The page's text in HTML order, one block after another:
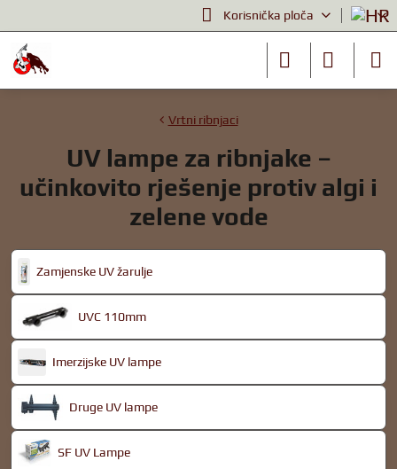
Korisnička ploča
Vrtni ribnjaci
UV lampe za ribnjake –
učinkovito rješenje protiv algi i
zelene vode
Zamjenske UV žarulje
UVC 110mm
Imerzijske UV lampe
Druge UV lampe
SF UV Lampe